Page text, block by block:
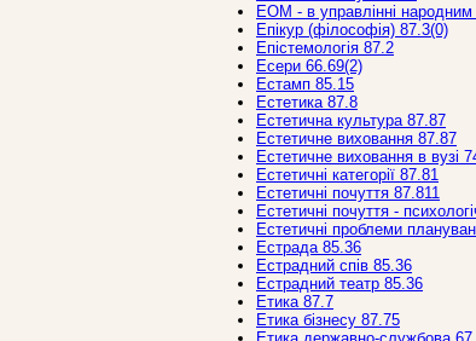
ЕОМ - в управлінні
Епікур (філософія) 87.3(0)
Епістемологія 87.2
Есери 66.69(2)
Естамп 85.15
Естетика 87.8
Естетична культура 87.87
Естетичне виховання 87.87
Естетичне виховання в вузі
Естетичні категорії 87.81
Естетичні почуття 87.811
Естетичні почуття -
Естетичні проблеми
Естрада 85.36
Естрадний спів 85.36
Естрадний театр 85.36
Етика 87.7
Етика бізнесу 87.75